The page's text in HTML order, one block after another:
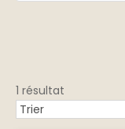
1 résultat